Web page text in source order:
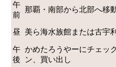
午
前
那覇・南部から北部へ移
昼 美ら海水族館または古宇
午
後
かめたろうやーにチェッ
ン、買い出し